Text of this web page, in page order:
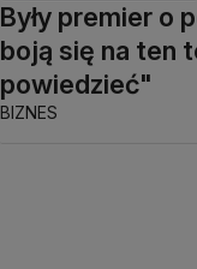
Były premier o
boją się na ten
powiedzieć"
BIZNES